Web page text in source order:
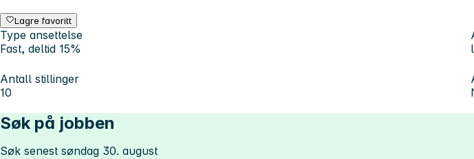
Lagre favoritt
Type ansettelse
Fast, deltid 15%
Antall stillinger
10
Søk på jobben
Søk senest søndag 30. august